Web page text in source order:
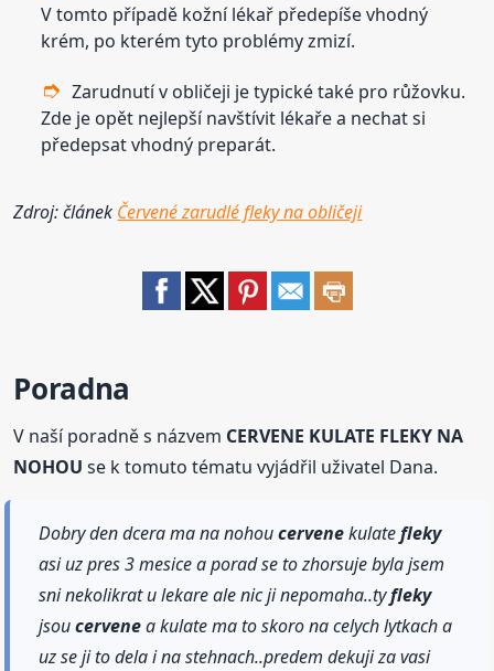
V tomto případě kožní lékař předepíše vhodný
krém, po kterém tyto problémy zmizí.
Zarudnutí v obličeji je typické také pro růžovku.
Zde je opět nejlepší navštívit lékaře a nechat si
předepsat vhodný preparát.
Zdroj: článek Červené zarudlé fleky na obličeji
Poradna
V naší poradně s názvem CERVENE KULATE FLEKY NA
NOHOU se k tomuto tématu vyjádřil uživatel Dana.
Dobry den dcera ma na nohoucervenekulatefleky
asi uz pres 3 mesice a porad se to zhorsuje byla jsem
sni nekolikrat u lekare ale nic ji nepomaha..tyfleky
jsoucervenea kulate ma to skoro na celych lytkach a
uz se ji to dela i na stehnach..predem dekuji za vasi